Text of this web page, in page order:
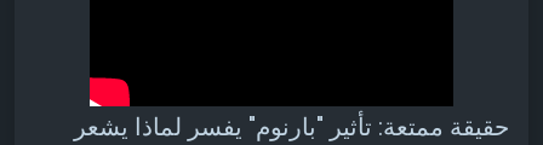
حقيقة ممتعة: تأثير "بارنوم" يفسر لماذا يشعر